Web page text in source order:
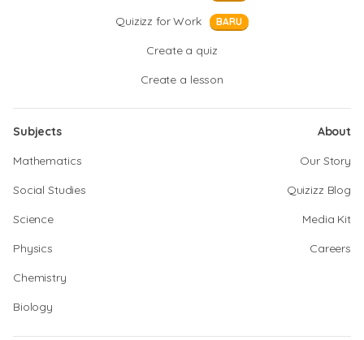
Quizizz for Work BARU
Create a quiz
Create a lesson
Subjects
Mathematics
Social Studies
Science
Physics
Chemistry
Biology
About
Our Story
Quizizz Blog
Media Kit
Careers